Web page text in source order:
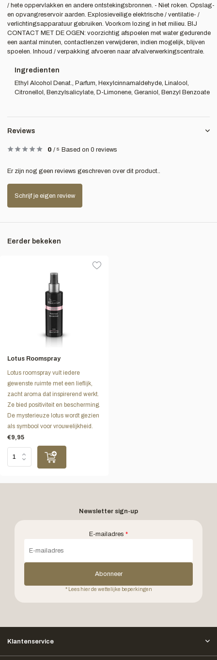
/ hete oppervlakken en andere ontstekingsbronnen. - Niet roken. Opslag-
en opvangreservoir aarden. Explosieveilige elektrische / ventilatie- /
verlichtingsapparatuur gebruiken. Voorkom lozing in het milieu. BIJ
CONTACT MET DE OGEN: voorzichtig afspoelen met water gedurende
een aantal minuten, contactlenzen verwijderen, indien mogelijk, blijven
spoelen. Inhoud / verpakking afvoeren naar afvalverwerkingscentrale.
Ingredienten
Ethyl Alcohol Denat., Parfum, Hexylcinnamaldehyde, Linalool,
Citronellol, Benzylsalicylate, D-Limonene, Geraniol, Benzyl Benzoate
Reviews
0 / 5 Based on 0 reviews
Er zijn nog geen reviews geschreven over dit product..
Schrijf je eigen review
Eerder bekeken
Lotus Roomspray
Lotus roomspray vult iedere
gewenste ruimte met een lieflijk,
zacht aroma dat inspirerend werkt.
Ze bied positiviteit en bescherming.
De mysterieuze lotus wordt gezien
als symbool voor vrouwelijkheid.
€9,95
Newsletter sign-up
E-mailadres *
Abonneer
* Lees hier de wettelijke beperkingen
Klantenservice